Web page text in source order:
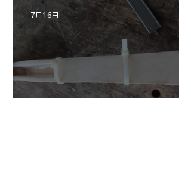
7月16日